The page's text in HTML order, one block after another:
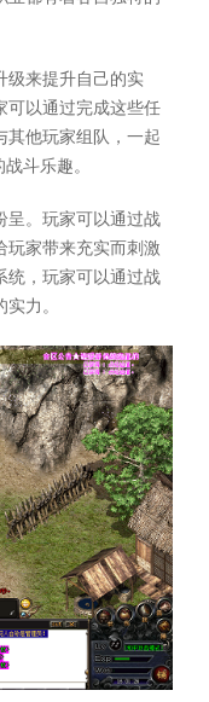
级来提升自己的实
可以通过完成这些任
其他玩家组队，一起
斗乐趣。
呈。玩家可以通过战
玩家带来充实而刺激
统，玩家可以通过战
力。